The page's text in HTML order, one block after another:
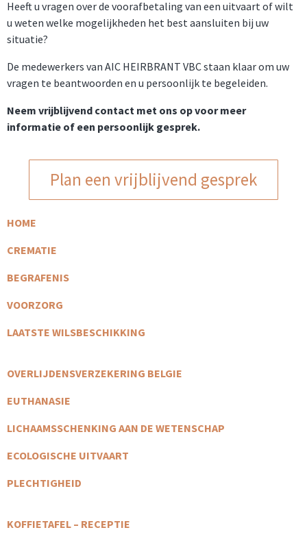
Heeft u vragen over de voorafbetaling van een uitvaart of wilt
u weten welke mogelijkheden het best aansluiten bij uw
situatie?
De medewerkers van AIC HEIRBRANT VBC staan klaar om uw
vragen te beantwoorden en u persoonlijk te begeleiden.
Neem vrijblijvend contact met ons op voor meer
informatie of een persoonlijk gesprek.
Plan een vrijblijvend gesprek
HOME
CREMATIE
BEGRAFENIS
VOORZORG
LAATSTE WILSBESCHIKKING
OVERLIJDENSVERZEKERING BELGIE
EUTHANASIE
LICHAAMSSCHENKING AAN DE WETENSCHAP
ECOLOGISCHE UITVAART
PLECHTIGHEID
KOFFIETAFEL – RECEPTIE